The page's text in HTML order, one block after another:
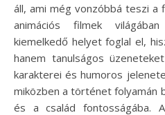
áll, ami még vonzóbbá teszi a
animációs filmek
kiemelkedő helyet foglal el,
hanem tanulságos
karakterei és humoros
miközben a történet folyamán
és a család fontosságába.